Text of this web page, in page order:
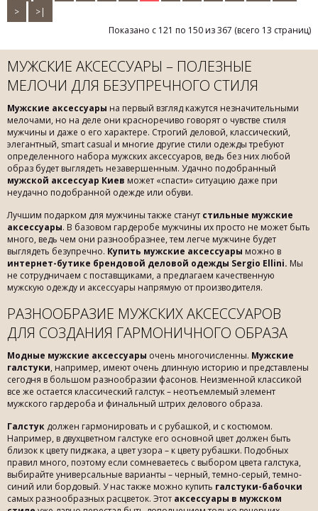
>
>|
Показано с 121 по 150 из 367 (всего 13 страниц)
МУЖСКИЕ АКСЕССУАРЫ – ПОЛЕЗНЫЕ
МЕЛОЧИ ДЛЯ БЕЗУПРЕЧНОГО СТИЛЯ
Мужские аксессуары на первый взгляд кажутся незначительными
мелочами, но на деле они красноречиво говорят о чувстве стиля
мужчины и даже о его характере. Строгий деловой, классический,
элегантный, smart casual и многие другие стили одежды требуют
определенного набора мужских аксессуаров, ведь без них любой
образ будет выглядеть незавершенным. Удачно подобранный
мужской аксессуар Киев может «спасти» ситуацию даже при
неудачно подобранной одежде или обуви.
Лучшим подарком для мужчины также станут стильные мужские
аксессуары. В базовом гардеробе мужчины их просто не может быть
много, ведь чем они разнообразнее, тем легче мужчине будет
выглядеть безупречно. Купить мужские аксессуары можно в
интернет-бутике брендовой деловой одежды Sergio Ellini. Мы
не сотрудничаем с поставщиками, а предлагаем качественную
мужскую одежду и аксессуары напрямую от производителя.
РАЗНООБРАЗИЕ МУЖСКИХ АКСЕССУАРОВ
ДЛЯ СОЗДАНИЯ ГАРМОНИЧНОГО ОБРАЗА
Модные мужские аксессуары очень многочисленны. Мужские
галстуки, например, имеют очень длинную историю и представлены
сегодня в большом разнообразии фасонов. Неизменной классикой
все же остается классический галстук – неотъемлемый элемент
мужского гардероба и финальный штрих делового образа.
Галстук должен гармонировать и с рубашкой, и с костюмом.
Например, в двухцветном галстуке его основной цвет должен быть
близок к цвету пиджака, а цвет узора – к цвету рубашки. Подобных
правил много, поэтому если сомневаетесь с выбором цвета галстука,
выбирайте универсальные варианты – черный, темно-серый, темно-
синий или бордовый. У нас также можно купить галстуки-бабочки
самых разнообразных расцветок. Этот аксессуары в мужском